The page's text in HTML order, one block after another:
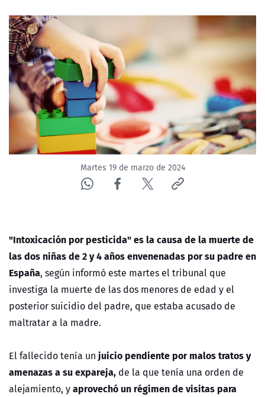
TELESERIES
NTV
ACTUALIDAD Y TENDENCIAS
CORPORATIVO Y TRANSPARENCIA
CANAL DE DENUNCIAS
ÁREA DE PROYECTOS
Martes 19 de marzo de 2024
"Intoxicación por pesticida" es la causa de la muerte de
las dos niñas de 2 y 4 años envenenadas por su padre en
España, según informó este martes el tribunal que
investiga la muerte de las dos menores de edad y el
posterior suicidio del padre, que estaba acusado de
maltratar a la madre.
El fallecido tenía un juicio pendiente por malos tratos y
amenazas a su expareja, de la que tenía una orden de
alejamiento, yaprovechó un régimen de visitas para